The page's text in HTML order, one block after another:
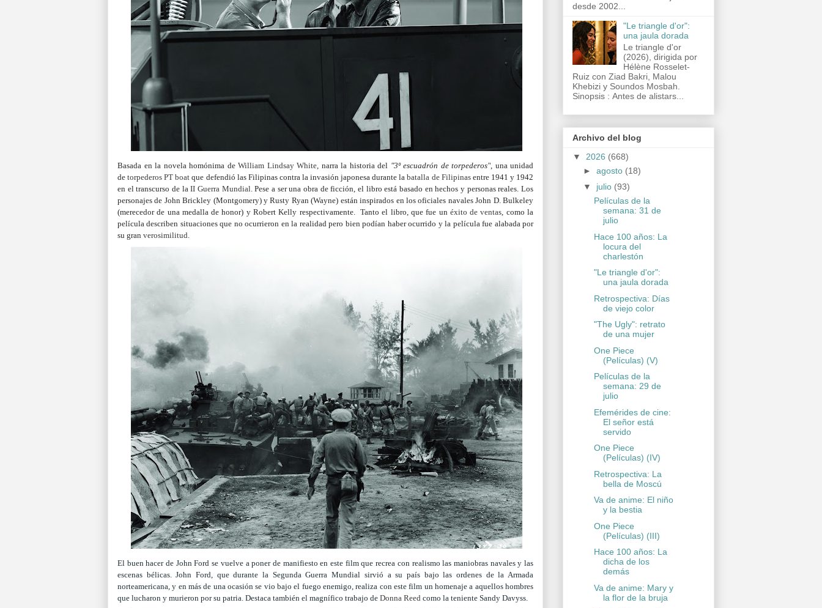
Basada en la novela homónima de William Lindsay White , narra la historia del "3º escuadrón de torpederos" , una unidad
detorpederos PT boatque defendió las Filipinas contra la invasión japonesa durante labatalla de Filipinasentre 1941 y 1942
en el transcurso de laII Guerra Mundial .Pese a ser una obra de ficción, el libro está basado en hechos y personas reales. Los
personajes de John Brickley (Montgomery) y Rusty Ryan (Wayne) están inspirados en los oficiales navales John D. Bulkeley
(merecedor de una medalla de honor) y Robert Kelly respectivamente.
Tanto el libro, que fue un éxito de ventas , como la
película describen situaciones que no ocurrieron en la realidad pero bien podían haber ocurrido y la película fue alabada por
su gran verosimilitud
El buen hacer de John Ford se vuelve a poner de manifiesto en este film que recrea con realismo las maniobras navales y las
escenas bélicas. John Ford, que durante la Segunda Guerra Mundial sirvió a su país bajo las ordenes de la Armada
norteamericana, y en más de una ocasión se vio bajo el fuego enemigo, realiza con este film un homenaje a aquellos hombres
que lucharon y murieron por su patria. Destaca también el magnífico trabajo de Donna Reed como la teniente Sandy Davyss.
desde 2002...
"Le triangle d'or":
una jaula dorada
Le triangle d'or
(2026), dirigida por
Hélène Rosselet-
Ruiz con Ziad Bakri, Malou
Khebizi y Soundos Mosbah.
Sinopsis : Antes de alistars...
Archivo del blog
▼ 2026 (668)
► agosto (18)
▼ julio (93)
Películas de la
semana: 31 de
julio
Hace 100 años: La
locura del
charlestón
"Le triangle d'or":
una jaula dorada
Retrospectiva: Días
de viejo color
"The Ugly": retrato
de una mujer
One Piece
(Películas) (V)
Películas de la
semana: 29 de
julio
Efemérides de cine:
El señor está
servido
One Piece
(Películas) (IV)
Retrospectiva: La
bella de Moscú
Va de anime: El niño
y la bestia
One Piece
(Películas) (III)
Hace 100 años: La
dicha de los
demás
Va de anime: Mary y
la flor de la bruja